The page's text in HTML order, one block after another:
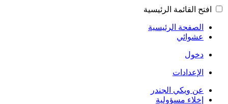
افتح القائمة الرئيسية
الصفحة الرئيسية
عشوائي
دخول
الإعدادات
عن ويكي الجندر
إخلاء مسؤولية